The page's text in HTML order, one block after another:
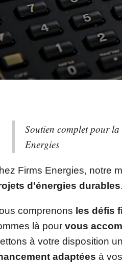
Soutien complet pour la
Energies
Firms Energies, notre
d'énergies durables.
comprenons les défis
là pour vous
à votre disposition
adaptées à